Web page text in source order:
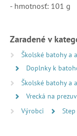
- hmotnosť: 101 g
Zaradené v
Školské batohy a
Doplnky k
Školské batohy a
Vrecká na
Výrobci